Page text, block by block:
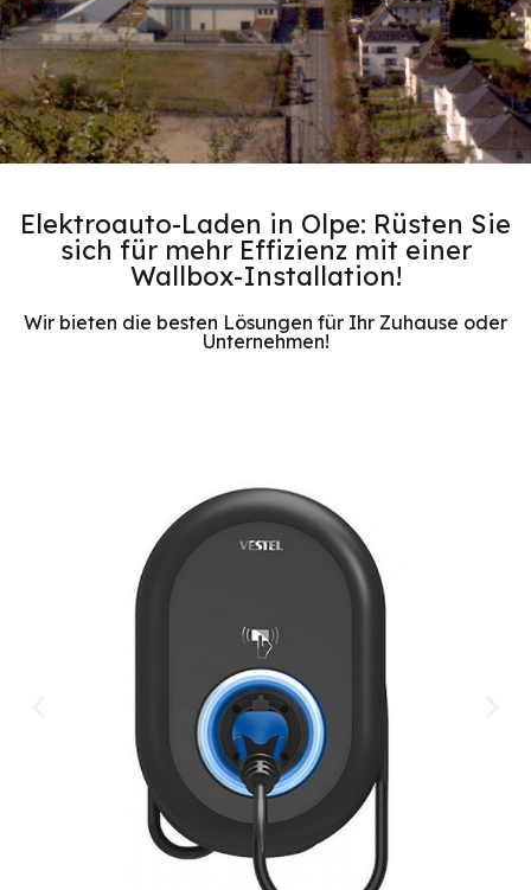
Elektroauto-Laden in Olpe: Rüsten Sie
sich für mehr Effizienz mit einer
Wallbox-Installation!
Wir bieten die besten Lösungen für Ihr Zuhause oder
Unternehmen!